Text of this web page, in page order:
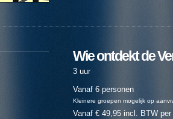
Wie ontdekt de
3 uur
Vanaf 6 personen
Kleinere groepen mogelijk op
Vanaf € 49,95 incl. BTW per